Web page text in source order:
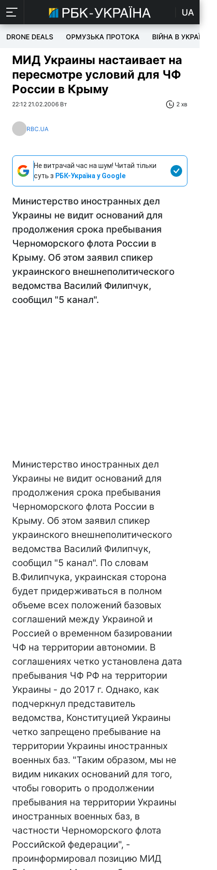
UA
DRONE DEALS ОРМУЗЬКА ПРОТОКА ВІЙНА В УКРАЇНІ
МИД Украины настаивает на
пересмотре условий для ЧФ
России в Крыму
22:12 21.02.2006 Вт 2 хв
RBC.UA
Не витрачай час на шум! Читай тільки
суть з РБК-Україна у Google
Министерство иностранных дел
Украины не видит оснований для
продолжения срока пребывания
Черноморского флота России в
Крыму. Об этом заявил спикер
украинского внешнеполитического
ведомства Василий Филипчук,
сообщил "5 канал".
Министерство иностранных дел
Украины не видит оснований для
продолжения срока пребывания
Черноморского флота России в
Крыму. Об этом заявил спикер
украинского внешнеполитического
ведомства Василий Филипчук,
сообщил "5 канал". По словам
В.Филипчука, украинская сторона
будет придерживаться в полном
объеме всех положений базовых
соглашений между Украиной и
Россией о временном базировании
ЧФ на территории автономии. В
соглашениях четко установлена дата
пребывания ЧФ РФ на территории
Украины - до 2017 г. Однако, как
подчеркнул представитель
ведомства, Конституцией Украины
четко запрещено пребывание на
территории Украины иностранных
военных баз. "Таким образом, мы не
видим никаких оснований для того,
чтобы говорить о продолжении
пребывания на территории Украины
иностранных военных баз, в
частности Черноморского флота
Российской федерации", -
проинформировал позицию МИД